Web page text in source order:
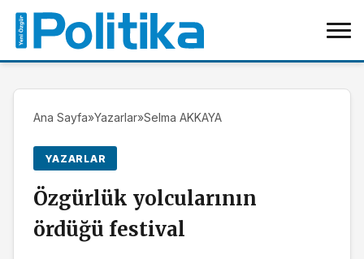
Ana Sayfa»Yazarlar»Selma AKKAYA
YAZARLAR
Özgürlük yolcularının
ördüğü festival